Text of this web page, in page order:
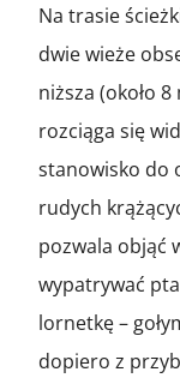
Na trasie
dwie wieże
niższa (około
rozciąga się
stanowisko do
rudych
pozwala objąć
wypatrywać
lornetkę –
dopiero z